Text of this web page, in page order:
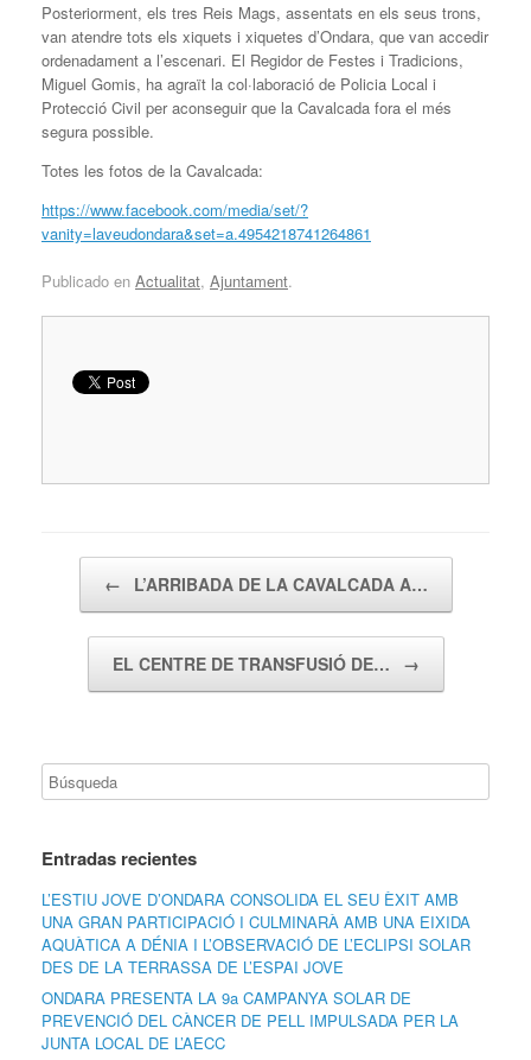
Posteriorment, els tres Reis Mags, assentats en els seus trons,
van atendre tots els xiquets i xiquetes d’Ondara, que van accedir
ordenadament a l’escenari. El Regidor de Festes i Tradicions,
Miguel Gomis, ha agraït la col·laboració de Policia Local i
Protecció Civil per aconseguir que la Cavalcada fora el més
segura possible.
Totes les fotos de la Cavalcada:
https://www.facebook.com/media/set/?
vanity=laveudondara&set=a.4954218741264861
Publicado en Actualitat, Ajuntament.
← L’ARRIBADA DE LA CAVALCADA A…
EL CENTRE DE TRANSFUSIÓ DE… →
Entradas recientes
L’ESTIU JOVE D’ONDARA CONSOLIDA EL SEU ÈXIT AMB
UNA GRAN PARTICIPACIÓ I CULMINARÀ AMB UNA EIXIDA
AQUÀTICA A DÉNIA I L’OBSERVACIÓ DE L’ECLIPSI SOLAR
DES DE LA TERRASSA DE L’ESPAI JOVE
ONDARA PRESENTA LA 9a CAMPANYA SOLAR DE
PREVENCIÓ DEL CÀNCER DE PELL IMPULSADA PER LA
JUNTA LOCAL DE L’AECC